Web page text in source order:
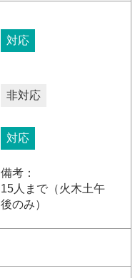
対応
非対応
対応
備考：
15人まで（火木土午
後のみ）